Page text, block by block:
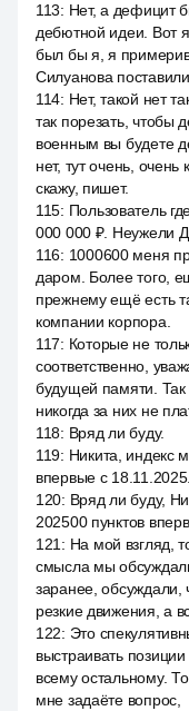
113: Нет, а дефицит
дебютной идеи. Вот
был бы я, я
Силуанова поставили.
114: Нет, такой нет
так порезать, чтобы
военным вы будете
нет, тут очень,
скажу, пишет.
115: Пользователь
000 000 ₽. Неужели
116: 1000600 меня
даром. Более того,
прежнему ещё есть
компании корпора.
117: Которые не
соответственно,
будущей памяти.
никогда за них не
118: Вряд ли буду.
119: Никита, индекс
впервые с
120: Вряд ли буду,
202500 пунктов
121 : На мой взгляд,
смысла мы
заранее, обсуждали,
резкие движения, а
122: Это
выстраивать
всему остальному.
мне задаёте вопрос,